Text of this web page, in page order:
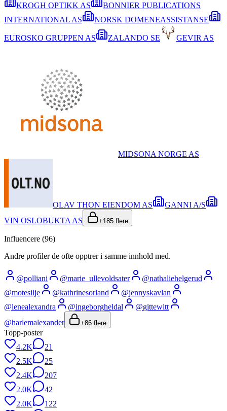
KROGH OPTIKK AS
BONNIER PUBLICATIONS
INTERNATIONAL AS
NORSK DOMENEASSISTANSE
EUROSKO GRUPPEN AS ZALANDO SE GEVIR AS
MIDSONA NORGE AS
OLAV THON EIENDOM AS
GANNI A/S
VIN OSLOBUKTA AS
+185 flere
Influencere (96)
Andre profiler de ofte opptrer i samme innhold med.
@polliani @marie_ullevoldsater @nathaliehelgerud
@motesilje @kathrinesorland @jennyskavlan
@lenealexandra @ingeborgheldal @gittewitt
@harlemalexander +86 flere
Topp-poster
4.2K
21
2.5K
25
2.4K
207
2.0K
42
2.0K
122